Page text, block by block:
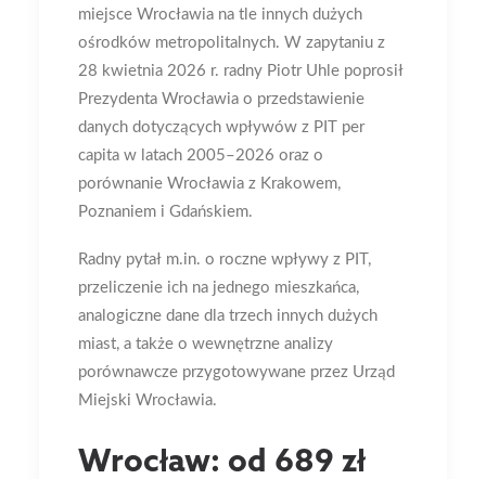
miejsce Wrocławia na tle innych dużych
ośrodków metropolitalnych. W zapytaniu z
28 kwietnia 2026 r. radny Piotr Uhle poprosił
Prezydenta Wrocławia o przedstawienie
danych dotyczących wpływów z PIT per
capita w latach 2005–2026 oraz o
porównanie Wrocławia z Krakowem,
Poznaniem i Gdańskiem.
Radny pytał m.in. o roczne wpływy z PIT,
przeliczenie ich na jednego mieszkańca,
analogiczne dane dla trzech innych dużych
miast, a także o wewnętrzne analizy
porównawcze przygotowywane przez Urząd
Miejski Wrocławia.
Wrocław: od 689 zł